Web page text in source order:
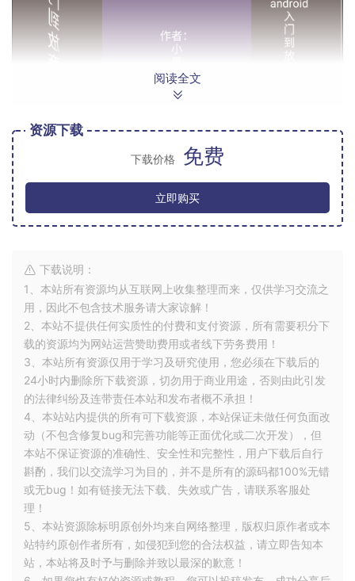
阅读全文
资源下载
下载价格 免费
立即购买
下载说明：
1、本站所有资源均从互联网上收集整理而来，仅供学习交流之
用，因此不包含技术服务请大家谅解！
2、本站不提供任何实质性的付费和支付资源，所有需要积分下
载的资源均为网站运营赞助费用或者线下劳务费用！
3、本站所有资源仅用于学习及研究使用，您必须在下载后的
24小时内删除所下载资源，切勿用于商业用途，否则由此引发
的法律纠纷及连带责任本站和发布者概不承担！
4、本站站内提供的所有可下载资源，本站保证未做任何负面改
动（不包含修复bug和完善功能等正面优化或二次开发），但
本站不保证资源的准确性、安全性和完整性，用户下载后自行
斟酌，我们以交流学习为目的，并不是所有的源码都100%无错
或无bug！如有链接无法下载、失效或广告，请联系客服处
理！
5、本站资源除标明原创外均来自网络整理，版权归原作者或本
站特约原创作者所有，如侵犯到您的合法权益，请立即告知本
站，本站将及时予与删除并致以最深的歉意！